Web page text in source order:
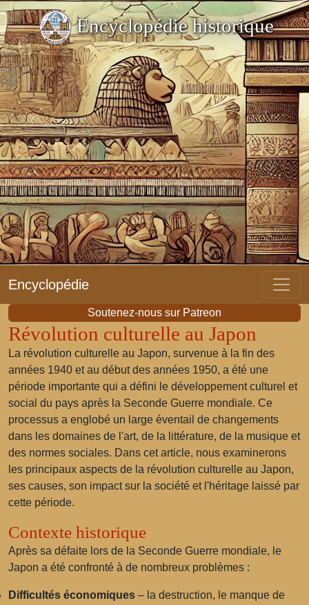
Encyclopédie historique
Encyclopédie
Soutenez-nous sur Patreon
Révolution culturelle au Japon
La révolution culturelle au Japon, survenue à la fin des
années 1940 et au début des années 1950, a été une
période importante qui a défini le développement culturel et
social du pays après la Seconde Guerre mondiale. Ce
processus a englobé un large éventail de changements
dans les domaines de l'art, de la littérature, de la musique et
des normes sociales. Dans cet article, nous examinerons
les principaux aspects de la révolution culturelle au Japon,
ses causes, son impact sur la société et l'héritage laissé par
cette période.
Contexte historique
Après sa défaite lors de la Seconde Guerre mondiale, le
Japon a été confronté à de nombreux problèmes :
Difficultés économiques – la destruction, le manque de